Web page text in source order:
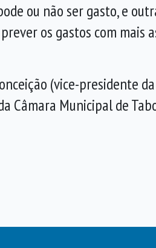
ou não ser gasto, e
os gastos com mais
(vice-presidente
Câmara Municipal de